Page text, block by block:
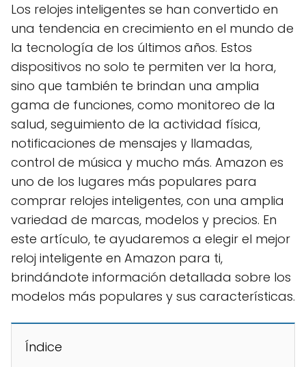
Los relojes inteligentes se han convertido en
una tendencia en crecimiento en el mundo de
la tecnología de los últimos años. Estos
dispositivos no solo te permiten ver la hora,
sino que también te brindan una amplia
gama de funciones, como monitoreo de la
salud, seguimiento de la actividad física,
notificaciones de mensajes y llamadas,
control de música y mucho más. Amazon es
uno de los lugares más populares para
comprar relojes inteligentes, con una amplia
variedad de marcas, modelos y precios. En
este artículo, te ayudaremos a elegir el mejor
reloj inteligente en Amazon para ti,
brindándote información detallada sobre los
modelos más populares y sus características.
Índice